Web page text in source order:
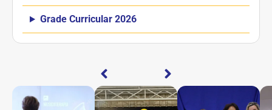
Grade Curricular 2026